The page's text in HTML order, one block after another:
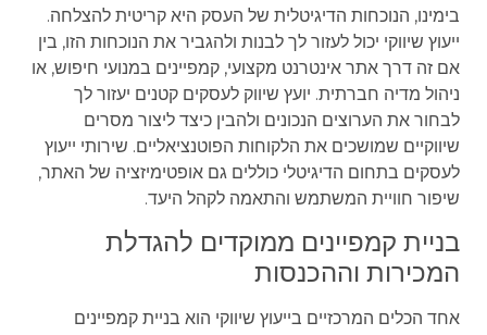
בימינו, הנוכחות הדיגיטלית של העסק היא קריטית להצלחה.
ייעוץ שיווקי יכול לעזור לך לבנות ולהגביר את הנוכחות הזו, בין
אם זה דרך אתר אינטרנט מקצועי, קמפיינים במנועי חיפוש, או
ניהול מדיה חברתית. יועץ שיווק לעסקים קטנים יעזור לך
לבחור את הערוצים הנכונים ולהבין כיצד ליצור מסרים
שיווקיים שמושכים את הלקוחות הפוטנציאליים. שירותי ייעוץ
לעסקים בתחום הדיגיטלי כוללים גם אופטימיזציה של האתר,
שיפור חוויית המשתמש והתאמה לקהל היעד.
בניית קמפיינים ממוקדים להגדלת
המכירות וההכנסות
אחד הכלים המרכזיים בייעוץ שיווקי הוא בניית קמפיינים